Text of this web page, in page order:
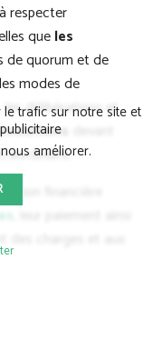
respecter
queles
de quorum et de
modes de
délibérations et
financière
des charges et aux
trafic sur notre site et
améliorer.